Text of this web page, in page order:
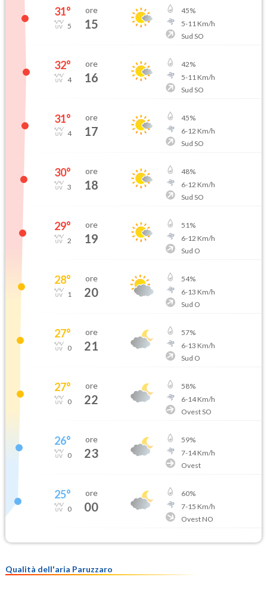
31°
5
ore
15
45%
5-11 Km/h
Sud SO
32°
4
ore
16
42%
5-11 Km/h
Sud SO
31°
4
ore
17
45%
6-12 Km/h
Sud SO
30°
3
ore
18
48%
6-12 Km/h
Sud SO
29°
2
ore
19
51%
6-12 Km/h
Sud O
28°
1
ore
20
54%
6-13 Km/h
Sud O
27°
0
ore
21
57%
6-13 Km/h
Sud O
27°
0
ore
22
58%
6-14Km/h
Ovest SO
26°
0
ore
23
59%
7-14Km/h
Ovest
25°
0
ore
00
60%
7-15 Km/h
Ovest NO
Qualità dell'aria Paruzzaro